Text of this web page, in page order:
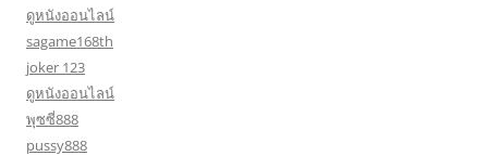
ดูหนังออนไลน์
sagame168th
joker 123
ดูหนังออนไลน์
พุซซี่888
pussy888